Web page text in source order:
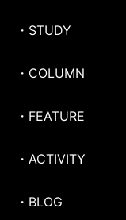
・STUDY
・COLUMN
・FEATURE
・ACTIVITY
・BLOG